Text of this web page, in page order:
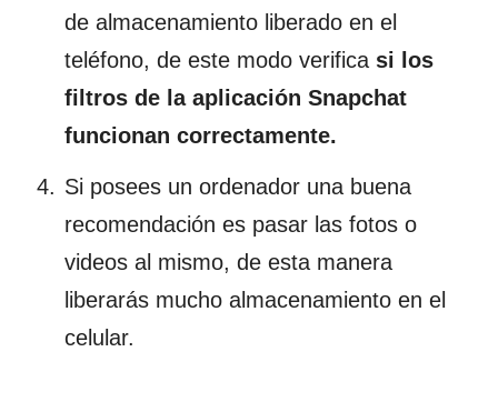
de almacenamiento liberado en el
teléfono, de este modo verifica si los
filtros de la aplicación Snapchat
funcionan correctamente.
Si posees un ordenador una buena
recomendación es pasar las fotos o
videos al mismo, de esta manera
liberarás mucho almacenamiento en el
celular.